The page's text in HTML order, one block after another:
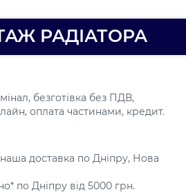
РАДІАТОРА
безготівка без ПДВ,
оплата частинами, кредит.
доставка по Дніпру, Нова
по Дніпру від 5000 грн.